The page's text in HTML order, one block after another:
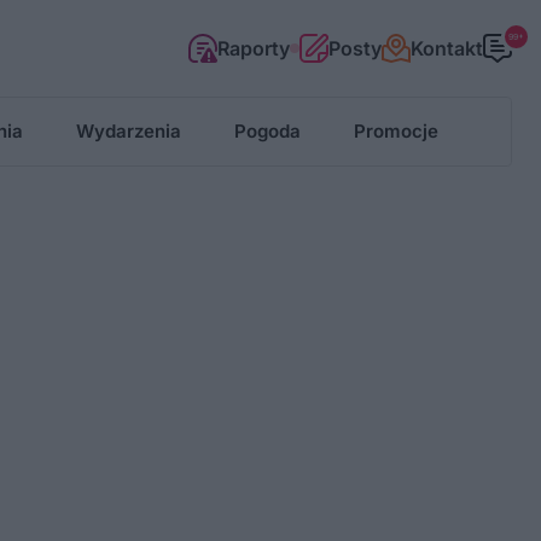
Raporty Posty Kontakt 99+
Wydarzenia Pogoda Promocje